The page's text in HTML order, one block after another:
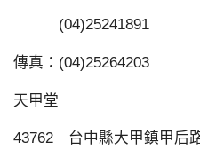
(04)25241891
傳真：(04)25264203
天甲堂
43762 台中縣大甲鎮甲后